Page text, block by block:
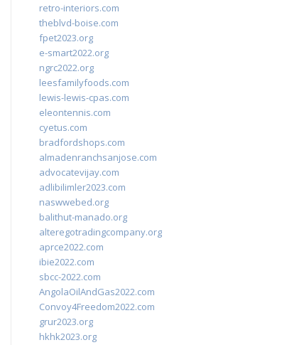
retro-interiors.com
theblvd-boise.com
fpet2023.org
e-smart2022.org
ngrc2022.org
leesfamilyfoods.com
lewis-lewis-cpas.com
eleontennis.com
cyetus.com
bradfordshops.com
almadenranchsanjose.com
advocatevijay.com
adlibilimler2023.com
naswwebed.org
balithut-manado.org
alteregotradingcompany.org
aprce2022.com
ibie2022.com
sbcc-2022.com
AngolaOilAndGas2022.com
Convoy4Freedom2022.com
grur2023.org
hkhk2023.org